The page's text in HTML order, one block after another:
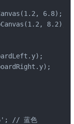
6.8);
8.2);
// 蓝色